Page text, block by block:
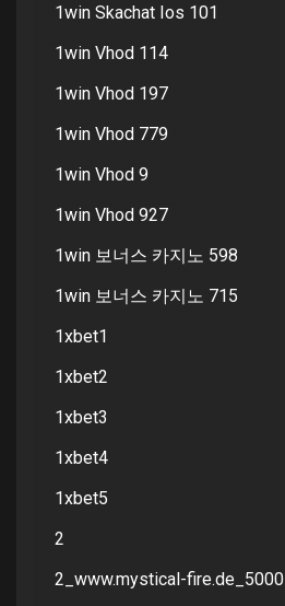
1win Skachat Ios 101
1win Vhod 114
1win Vhod 197
1win Vhod 779
1win Vhod 9
1win Vhod 927
1win 보너스 카지노 598
1win 보너스 카지노 715
1xbet1
1xbet2
1xbet3
1xbet4
1xbet5
2
2_www.mystical-fire.de_5000